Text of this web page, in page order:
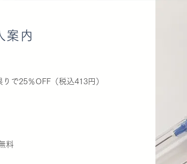
案内
で25％OFF（税込413円）
料